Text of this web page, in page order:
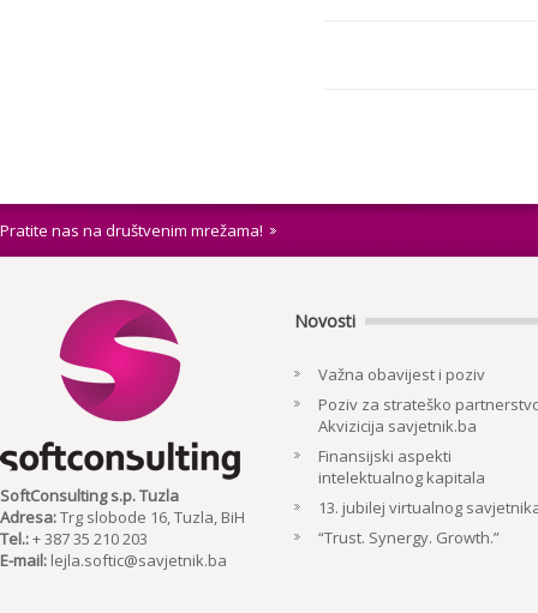
Pratite nas na društvenim mrežama!
SoftConsulting s.p. Tuzla
Adresa:Trg slobode 16, Tuzla, BiH
Tel.:+ 387 35 210 203
E-mail: lejla.softic@savjetnik.ba
Novosti
Važna obavijest i poziv
Poziv za strateško
Akvizicija savjetnik.ba
Finansijski aspekti
intelektualnog kapitala
13. jubilej virtualnog
“Trust. Synergy. Growth.”